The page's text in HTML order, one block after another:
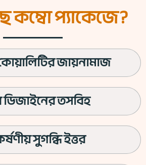
কম্বো প্যাকেজে?
কোয়ালিটির জায়নামাজ
তসবিহ
সুগন্ধি ইত্তর